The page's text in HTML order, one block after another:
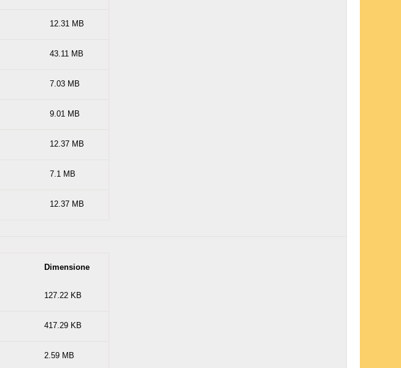
12.31 MB
43.11 MB
7.03 MB
9.01 MB
12.37 MB
7.1 MB
12.37 MB
Dimensione
127.22 KB
417.29 KB
2.59 MB